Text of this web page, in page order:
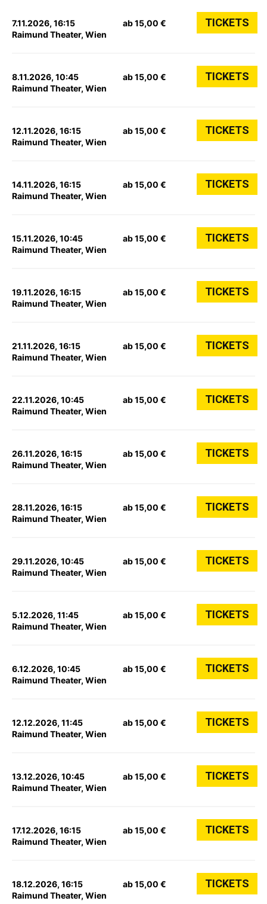
7.11.2026, 16:15
Raimund Theater, Wien
ab 15,00 € TICKETS
8.11.2026, 10:45
Raimund Theater, Wien
ab 15,00 € TICKETS
12.11.2026, 16:15
Raimund Theater, Wien
ab 15,00 € TICKETS
14.11.2026, 16:15
Raimund Theater, Wien
ab 15,00 € TICKETS
15.11.2026, 10:45
Raimund Theater, Wien
ab 15,00 € TICKETS
19.11.2026, 16:15
Raimund Theater, Wien
ab 15,00 € TICKETS
21.11.2026, 16:15
Raimund Theater, Wien
ab 15,00 € TICKETS
22.11.2026, 10:45
Raimund Theater, Wien
ab 15,00 € TICKETS
26.11.2026, 16:15
Raimund Theater, Wien
ab 15,00 € TICKETS
28.11.2026, 16:15
Raimund Theater, Wien
ab 15,00 € TICKETS
29.11.2026, 10:45
Raimund Theater, Wien
ab 15,00 € TICKETS
5.12.2026, 11:45
Raimund Theater, Wien
ab 15,00 € TICKETS
6.12.2026, 10:45
Raimund Theater, Wien
ab 15,00 € TICKETS
12.12.2026, 11:45
Raimund Theater, Wien
ab 15,00 € TICKETS
13.12.2026, 10:45
Raimund Theater, Wien
ab 15,00 € TICKETS
17.12.2026, 16:15
Raimund Theater, Wien
ab 15,00 € TICKETS
18.12.2026, 16:15
Raimund Theater, Wien
ab 15,00 € TICKETS